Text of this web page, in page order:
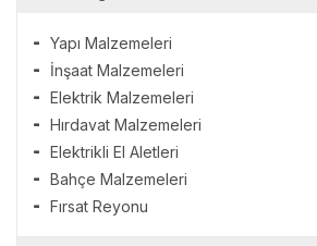
Yapı Malzemeleri
İnşaat Malzemeleri
Elektrik Malzemeleri
Hırdavat Malzemeleri
Elektrikli El Aletleri
Bahçe Malzemeleri
Fırsat Reyonu